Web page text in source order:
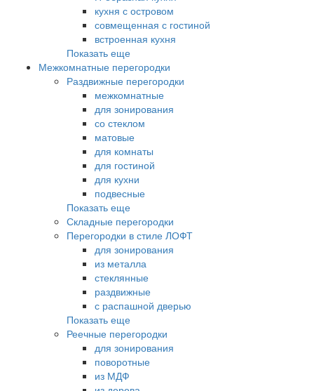
кухня с островом
совмещенная с гостиной
встроенная кухня
Показать еще
Межкомнатные перегородки
Раздвижные перегородки
межкомнатные
для зонирования
со стеклом
матовые
для комнаты
для гостиной
для кухни
подвесные
Показать еще
Складные перегородки
Перегородки в стиле ЛОФТ
для зонирования
из металла
стеклянные
раздвижные
с распашной дверью
Показать еще
Реечные перегородки
для зонирования
поворотные
из МДФ